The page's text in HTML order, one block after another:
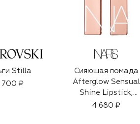
Stilla
700 ₽
Сияющая помада
Afterglow Sensual
Shine Lipstick,
оттенок Last
4 680 ₽